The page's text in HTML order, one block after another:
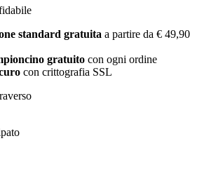
standard gratuita a partire da € 49,90
gratuito con ogni ordine
con crittografia SSL